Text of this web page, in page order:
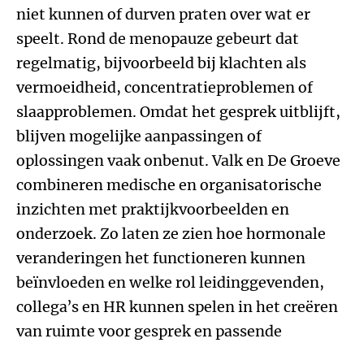
niet kunnen of durven praten over wat er
speelt. Rond de menopauze gebeurt dat
regelmatig, bijvoorbeeld bij klachten als
vermoeidheid, concentratieproblemen of
slaapproblemen. Omdat het gesprek uitblijft,
blijven mogelijke aanpassingen of
oplossingen vaak onbenut. Valk en De Groeve
combineren medische en organisatorische
inzichten met praktijkvoorbeelden en
onderzoek. Zo laten ze zien hoe hormonale
veranderingen het functioneren kunnen
beïnvloeden en welke rol leidinggevenden,
collega’s en HR kunnen spelen in het creëren
van ruimte voor gesprek en passende